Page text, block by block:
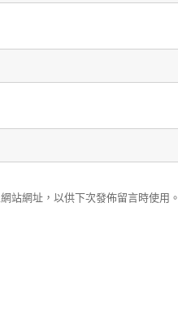
站網址，以供下次發佈留言時使用。